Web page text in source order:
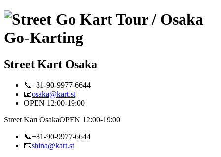
Street Kart Osaka
📞+81-90-9977-6644
📧osaka@kart.st
OPEN 12:00-19:00
Street Kart OsakaOPEN 12:00-19:00
📞+81-90-9977-6644
📧shina@kart.st